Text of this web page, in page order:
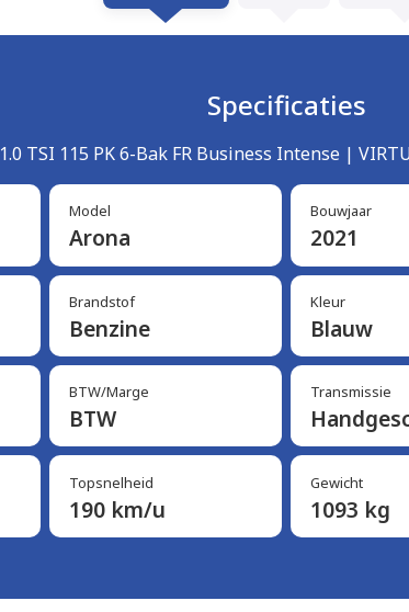
Specificaties
1.0 TSI 115 PK 6-Bak FR Business Intense |
Model
Arona
Bouwjaar
2021
Brandstof
Benzine
Kleur
Blauw
BTW/Marge
BTW
Transmissie
Topsnelheid
190 km/u
Gewicht
1093 kg